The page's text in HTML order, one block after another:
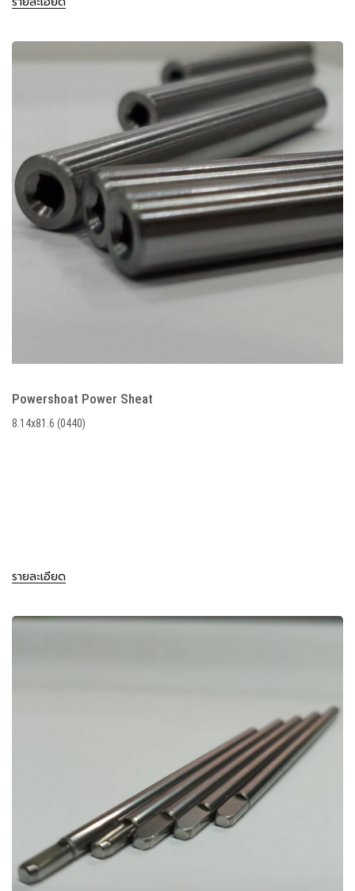
Powershoat Power Sheat
8.14x81.6 (0440)
รายละเอียด